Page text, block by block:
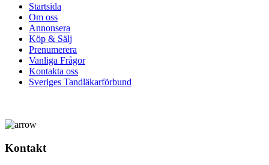
Startsida
Om oss
Annonsera
Köp & Sälj
Prenumerera
Vanliga Frågor
Kontakta oss
Sveriges Tandläkarförbund
Kontakt